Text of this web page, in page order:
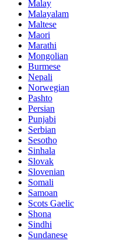
Malay
Malayalam
Maltese
Maori
Marathi
Mongolian
Burmese
Nepali
Norwegian
Pashto
Persian
Punjabi
Serbian
Sesotho
Sinhala
Slovak
Slovenian
Somali
Samoan
Scots Gaelic
Shona
Sindhi
Sundanese